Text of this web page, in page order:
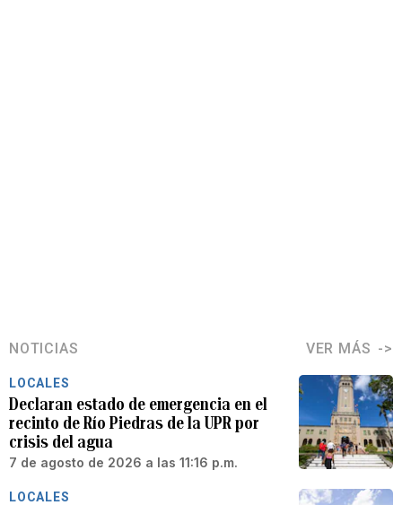
NOTICIAS VER MÁS
LOCALES
Declaran estado de emergencia en el
recinto de Río Piedras de la UPR por
crisis del agua
7 de agosto de 2026 a las 11:16 p.m.
LOCALES